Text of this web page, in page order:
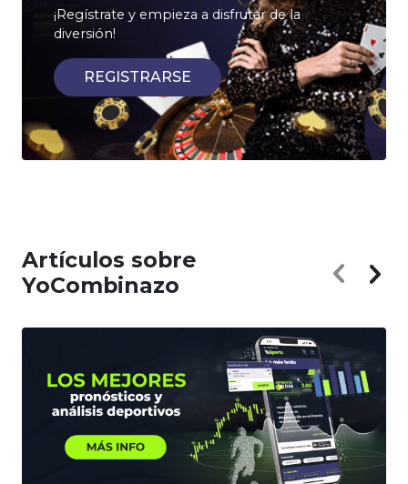
¡Regístrate y empieza a disfrutar de la
diversión!
REGISTRARSE
Artículos sobre
YoCombinazo